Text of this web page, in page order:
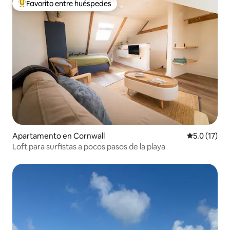
Favorito entre huéspedes preferido
Favorito entre huéspedes
Apartamento en Cornwall Calificación
5.0 (17)
Loft para surfistas a pocos pasos de la playa